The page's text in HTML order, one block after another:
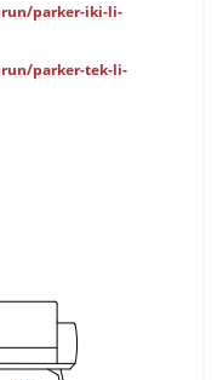
parker-iki-li-
parker-tek-li-